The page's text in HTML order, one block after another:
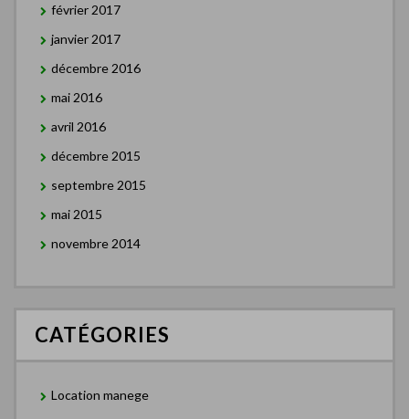
février 2017
janvier 2017
décembre 2016
mai 2016
avril 2016
décembre 2015
septembre 2015
mai 2015
novembre 2014
CATÉGORIES
Location manege